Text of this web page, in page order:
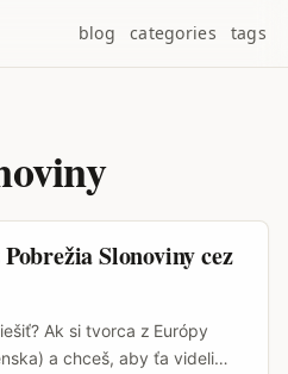
blog categories tags
Slonoviny cez
Ak si tvorca z Európy
a chceš, aby ťa videli